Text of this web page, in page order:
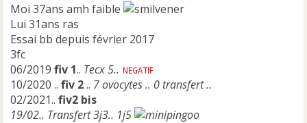
Moi 37ans amh faible
Lui 31ans ras
Essai bb depuis février 2017
3fc
06/2019 fiv 1.. Tecx 5..
10/2020 .. fiv 2.. 7 ovocytes .. 0 transfert ..
02/2021.. fiv2 bis
19/02.. Transfert 3j3.. 1j5